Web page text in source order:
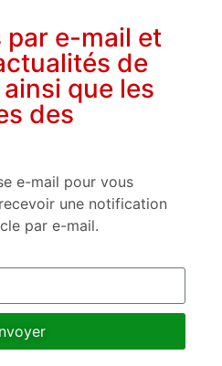
e-mail et
de
que les
des
e-mail pour vous
une notification
par e-mail.